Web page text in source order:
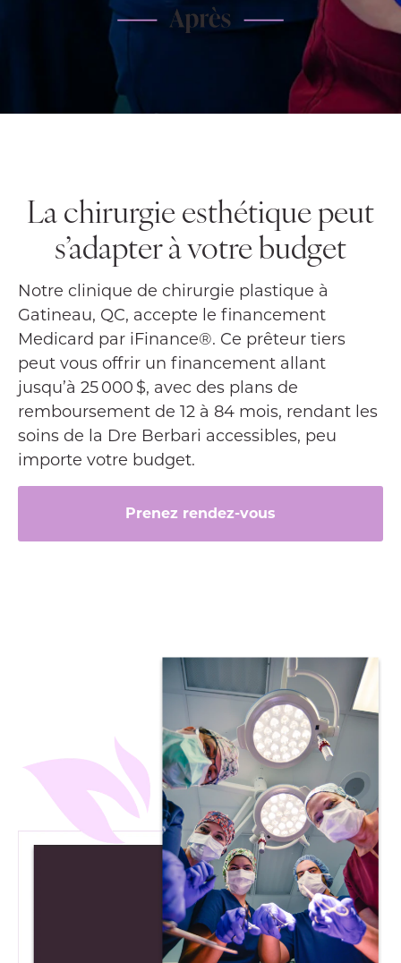
La chirurgie esthétique peut
s’adapter à votre budget
Notre clinique de chirurgie plastique à
Gatineau, QC, accepte le financement
Medicard par iFinance®. Ce prêteur tiers
peut vous offrir un financement allant
jusqu’à 25 000 $, avec des plans de
remboursement de 12 à 84 mois, rendant les
soins de la Dre Berbari accessibles, peu
importe votre budget.
Prenez rendez-vous